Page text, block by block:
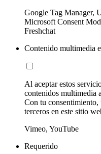
Google Tag Manager,
Microsoft Consent
Freshchat
Contenido multimedia
Al aceptar estos
contenidos multimedia
Con tu consentimiento,
terceros en este sitio
Vimeo, YouTube
Requerido